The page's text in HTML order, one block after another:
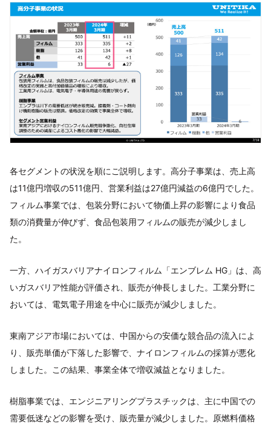
各セグメントの状況を順にご説明します。高分子事業は、売上高
は11億円増収の511億円、営業利益は27億円減益の6億円でした。
フィルム事業では、包装分野において物価上昇の影響により食品
類の消費量が伸びず、食品包装用フィルムの販売が減少しまし
た。
一方、ハイガスバリアナイロンフィルム「エンブレム HG」は、高
いガスバリア性能が評価され、販売が伸長しました。工業分野に
おいては、電気電子用途を中心に販売が減少しました。
東南アジア市場においては、中国からの安価な競合品の流入によ
り、販売単価が下落した影響で、ナイロンフィルムの採算が悪化
しました。この結果、事業全体で増収減益となりました。
樹脂事業では、エンジニアリングプラスチックは、主に中国での
需要低迷などの影響を受け、販売量が減少しました。原燃料価格